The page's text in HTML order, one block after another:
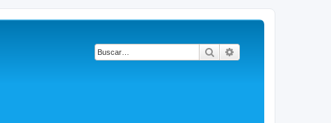
Buscar